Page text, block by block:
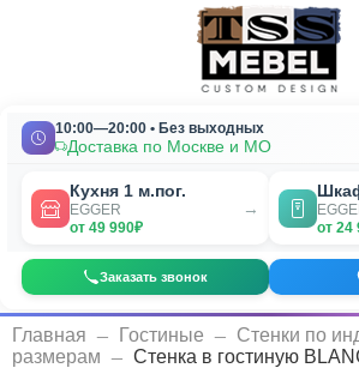
10:00—20:00 • Без выходных
Доставка по Москве и МО
Кухня 1 м.пог.
EGGER
от 49 990₽
→
от 24
Заказать звонок
Главная Гостиные
Стенки по
размерам
Стенка в гостиную